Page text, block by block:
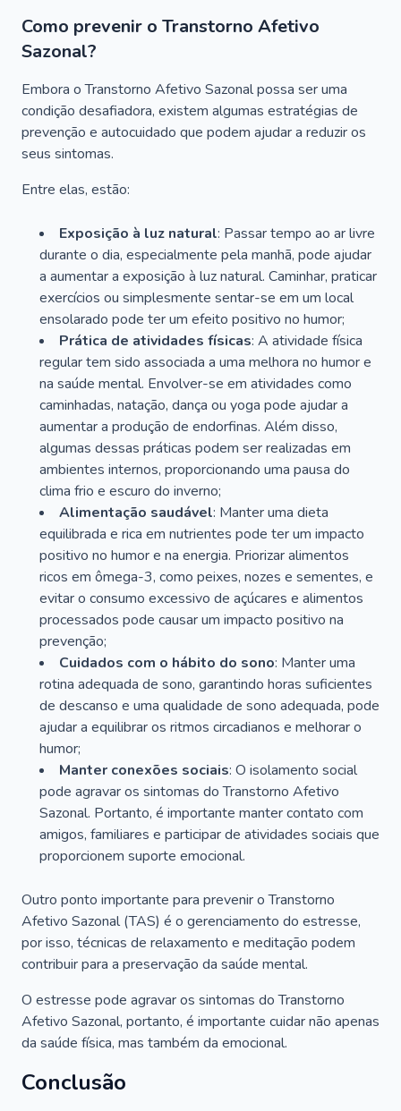
Como prevenir o Transtorno Afetivo
Sazonal?
Embora o Transtorno Afetivo Sazonal possa ser uma
condição desafiadora, existem algumas estratégias de
prevenção e autocuidado que podem ajudar a reduzir os
seus sintomas.
Entre elas, estão:
Exposição à luz natural: Passar tempo ao ar livre
durante o dia, especialmente pela manhã, pode ajudar
a aumentar a exposição à luz natural. Caminhar, praticar
exercícios ou simplesmente sentar-se em um local
ensolarado pode ter um efeito positivo no humor;
Prática de atividades físicas: A atividade física
regular tem sido associada a uma melhora no humor e
na saúde mental. Envolver-se em atividades como
caminhadas, natação, dança ou yoga pode ajudar a
aumentar a produção de endorfinas. Além disso,
algumas dessas práticas podem ser realizadas em
ambientes internos, proporcionando uma pausa do
clima frio e escuro do inverno;
Alimentação saudável: Manter uma dieta
equilibrada e rica em nutrientes pode ter um impacto
positivo no humor e na energia. Priorizar alimentos
ricos em ômega-3, como peixes, nozes e sementes, e
evitar o consumo excessivo de açúcares e alimentos
processados pode causar um impacto positivo na
prevenção;
Cuidados com o hábito do sono: Manter uma
rotina adequada de sono, garantindo horas suficientes
de descanso e uma qualidade de sono adequada, pode
ajudar a equilibrar os ritmos circadianos e melhorar o
humor;
Manter conexões sociais: O isolamento social
pode agravar os sintomas do Transtorno Afetivo
Sazonal. Portanto, é importante manter contato com
amigos, familiares e participar de atividades sociais que
proporcionem suporte emocional.
Outro ponto importante para prevenir o Transtorno
Afetivo Sazonal (TAS) é o gerenciamento do estresse,
por isso, técnicas de relaxamento e meditação podem
contribuir para a preservação da saúde mental.
O estresse pode agravar os sintomas do Transtorno
Afetivo Sazonal, portanto, é importante cuidar não apenas
da saúde física, mas também da emocional.
Conclusão